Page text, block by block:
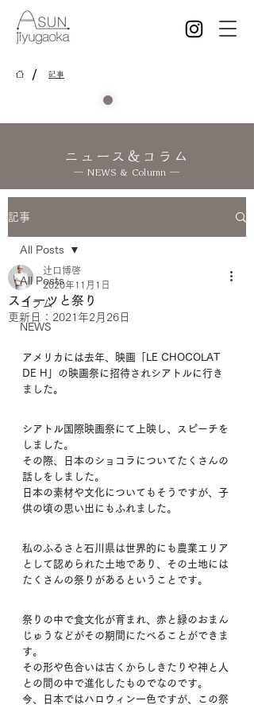
/ 記事
ニュース＆コラム
― NEWS & Column ―
記事
All Posts
コラム
NEWS
All Posts
スイーツと祭り
辻口博啓
2020年11月1日
更新日： 2021年2月26日
アメリカには去年、映画「LE CHOCOLAT
DE H」の映画祭に招待されシアトルに行き
ました。
シアトル国際映画祭にて上映し、スピーチを
しました。
その際、日本のショコラについてたくさんの
話しをしました。
日本の素材や文化についてもそうですが、子
供の頃の思い出にもふれました。
私のふるさと石川県は世界的にも農業エリア
として認められた土地であり、その土地には
たくさんの祭りがあるということです。
祭りの中で食文化が育まれ、赤と緑のおまん
じゅうなどがその期間にたべることができま
す。
その形や色合いは古くからしきたりや神と人
との間の中で進化したものでなのです。
今、日本ではハロウィン一色ですが、この祭